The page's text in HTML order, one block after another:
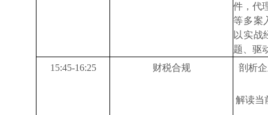
件，代
等多案
以实战
题、驱
15:45-16:25 财税合规 剖析
解读当